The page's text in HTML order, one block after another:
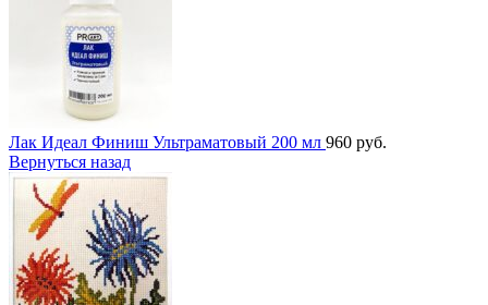
Лак Идеал Финиш Ультраматовый 200 мл 960 руб.
Вернуться назад